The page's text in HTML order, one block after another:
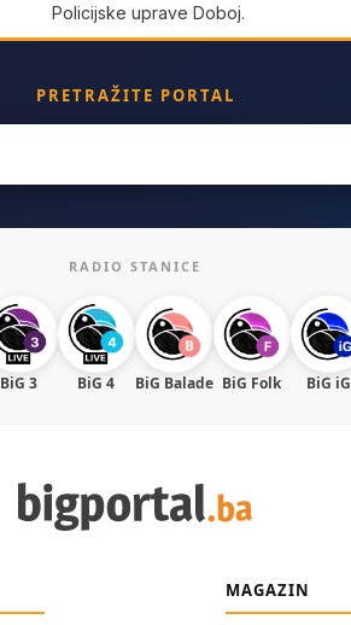
Policijske uprave Doboj.
PRETRAŽITE PORTAL
RADIO STANICE
BiG 3 BiG 4 BiG Balade BiG Folk BiG iG
MAGAZIN